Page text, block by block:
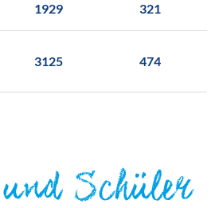
1929 321
3125 474
Schüler